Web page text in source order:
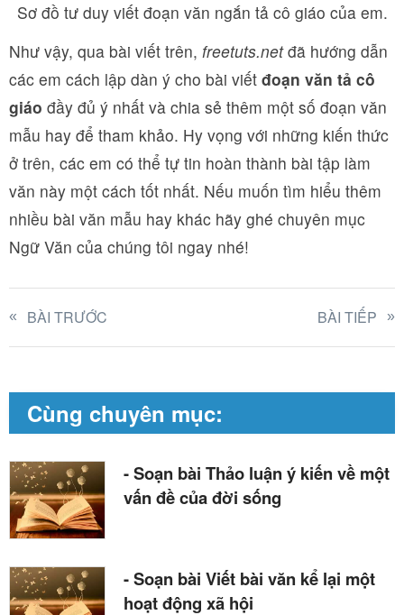
Sơ đồ tư duy viết đoạn văn ngắn tả cô giáo của em.
Như vậy, qua bài viết trên, freetuts.netđã hướng dẫn
các em cách lập dàn ý cho bài viết đoạn văn tả cô
giáo đầy đủ ý nhất và chia sẻ thêm một số đoạn văn
mẫu hay để tham khảo. Hy vọng với những kiến thức
ở trên, các em có thể tự tin hoàn thành bài tập làm
văn này một cách tốt nhất. Nếu muốn tìm hiểu thêm
nhiều bài văn mẫu hay khác hãy ghé chuyên mục
Ngữ Văn của chúng tôi ngay nhé!
BÀI TRƯỚC BÀI TIẾP
Cùng chuyên mục:
- Soạn bài Thảo luận ý kiến về một
vấn đề của đời sống
- Soạn bài Viết bài văn kể lại một
hoạt động xã hội